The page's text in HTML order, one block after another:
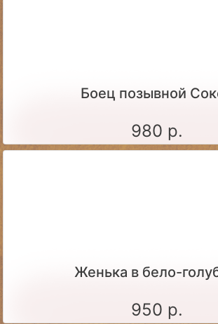
Боец позывной
980 р.
Женька в бело-
950 р.